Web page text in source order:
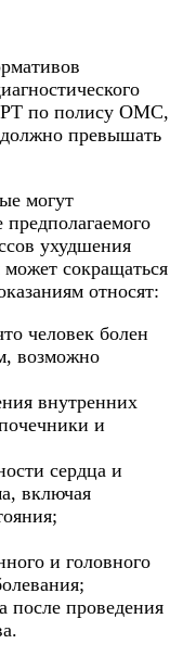
по полису ОМС,
превышать
могут
ухудшения
сокращаться
относят:
человек болен
возможно
внутренних
и
сердца и
включая
и головного
после проведения